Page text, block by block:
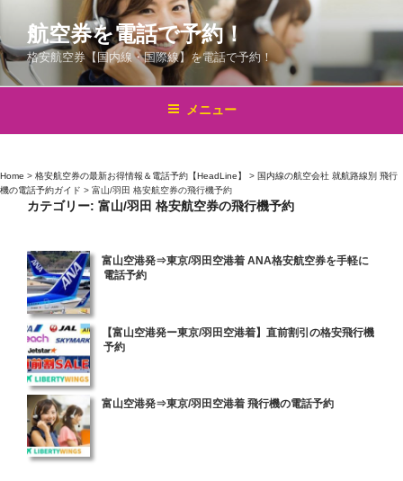
テ
ン
ス
ッ
航空券を電話で予約！
格安航空券【国内線・国際線】を電話で予約！
メニュー
Home > 格安航空券の最新お得情報＆電話予約【HeadLine】 > 国内線の航空会社 就航路線別 飛行
機の電話予約ガイド > 富山/羽田 格安航空券の飛行機予約
カテゴリー: 富山/羽田 格安航空券の飛行機予約
投
稿
富山空港発⇒東京/羽田空港着 ANA格安航空券を手軽に
電話予約
投
稿
【富山空港発ー東京/羽田空港着】直前割引の格安飛行機
予約
投
富山空港発⇒東京/羽田空港着 飛行機の電話予約